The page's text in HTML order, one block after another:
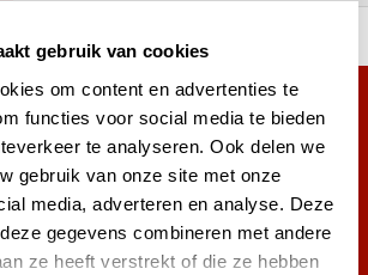
gebruik van cookies
om content en advertenties te
functies voor social media te bieden
te analyseren. Ook delen we
gebruik van onze site met onze
media, adverteren en analyse. Deze
gegevens combineren met andere
ze heeft verstrekt of die ze hebben
klanten hebben zich al
nieuwsbrief en mis nooit meer de beste